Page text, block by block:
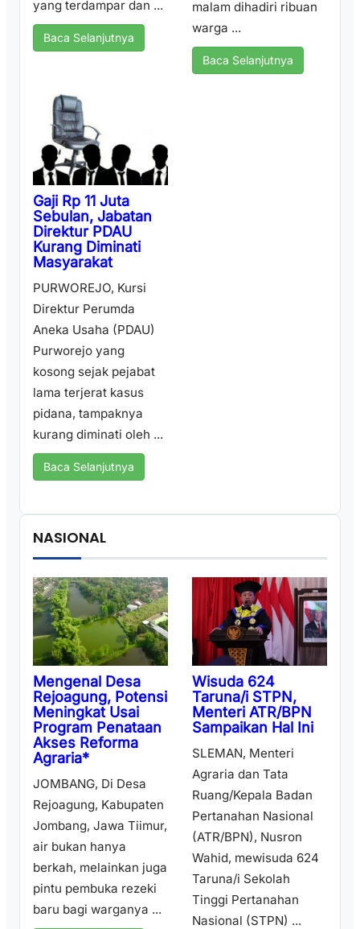
yang terdampar dan ...
Baca Selanjutnya
malam dihadiri ribuan
warga ...
Baca Selanjutnya
Gaji Rp 11 Juta
Sebulan, Jabatan
Direktur PDAU
Kurang Diminati
Masyarakat
PURWOREJO, Kursi
Direktur Perumda
Aneka Usaha (PDAU)
Purworejo yang
kosong sejak pejabat
lama terjerat kasus
pidana, tampaknya
kurang diminati oleh ...
Baca Selanjutnya
NASIONAL
Mengenal Desa
Rejoagung, Potensi
Meningkat Usai
Program Penataan
Akses Reforma
Agraria*
JOMBANG, Di Desa
Rejoagung, Kabupaten
Jombang, Jawa Tiimur,
air bukan hanya
berkah, melainkan juga
pintu pembuka rezeki
baru bagi warganya ...
Wisuda 624
Taruna/i STPN,
Menteri ATR/BPN
Sampaikan Hal Ini
SLEMAN, Menteri
Agraria dan Tata
Ruang/Kepala Badan
Pertanahan Nasional
(ATR/BPN), Nusron
Wahid, mewisuda 624
Taruna/i Sekolah
Tinggi Pertanahan
Nasional (STPN) ...